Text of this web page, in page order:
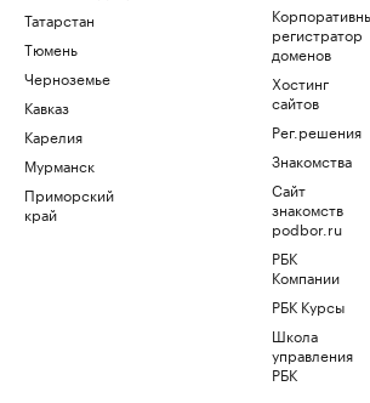
Татарстан
Тюмень
Черноземье
Кавказ
Карелия
Мурманск
Приморский
край
регистратор
доменов
Хостинг
сайтов
Рег.решения
Знакомства
Сайт
знакомств
podbor.ru
РБК
Компании
РБК Курсы
Школа
управления
РБК